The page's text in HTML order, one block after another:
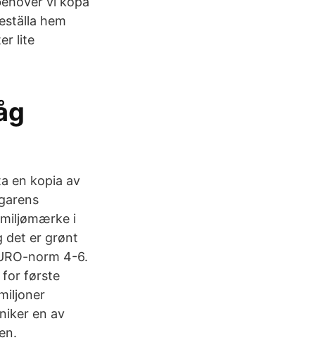
hem
lite
en kopia av
i
det er grønt
norm 4-6.
for første
en av